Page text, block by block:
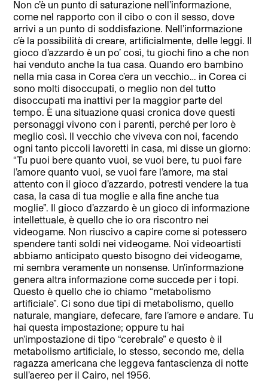
Non c’è un punto di saturazione nell’informazione,
come nel rapporto con il cibo o con il sesso, dove
arrivi a un punto di soddisfazione. Nell’informazione
c’è la possibilità di creare, artiﬁcialmente, delle leggi. Il
gioco d’azzardo è un po’ così, tu giochi ﬁno a che non
hai venduto anche la tua casa. Quando ero bambino
nella mia casa in Corea c’era un vecchio… in Corea ci
sono molti disoccupati, o meglio non del tutto
disoccupati ma inattivi per la maggior parte del
tempo. È una situazione quasi cronica dove questi
personaggi vivono con i parenti, perché per loro è
meglio così. Il vecchio che viveva con noi, facendo
ogni tanto piccoli lavoretti in casa, mi disse un giorno:
“Tu puoi bere quanto vuoi, se vuoi bere, tu puoi fare
l’amore quanto vuoi, se vuoi fare l’amore, ma stai
attento con il gioco d’azzardo, potresti vendere la tua
casa, la casa di tua moglie e alla ﬁne anche tua
moglie”. Il gioco d’azzardo è un gioco di informazione
intellettuale, è quello che io ora riscontro nei
videogame. Non riuscivo a capire come si potessero
spendere tanti soldi nei videogame. Noi videoartisti
abbiamo anticipato questo bisogno dei videogame,
mi sembra veramente un nonsense. Un’informazione
genera altra informazione come succede per i topi.
Questo è quello che io chiamo “metabolismo
artificiale”. Ci sono due tipi di metabolismo, quello
naturale, mangiare, defecare, fare l’amore e andare. Tu
hai questa impostazione; oppure tu hai
un’impostazione di tipo “cerebrale” e questo è il
metabolismo artiﬁciale, lo stesso, secondo me, della
ragazza americana che leggeva fantascienza di notte
sull’aereo per il Cairo, nel 1956.